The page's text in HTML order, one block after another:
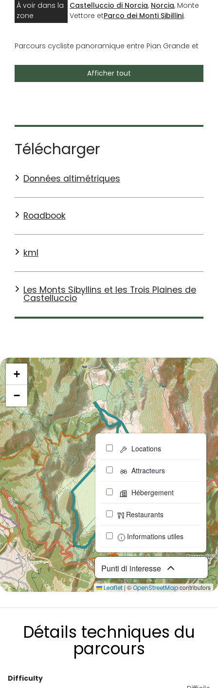
À voir dans la
zone
Castelluccio di Norcia, Norcia, Monte
Vettore etParco dei Monti Sibillini.
Parcours cycliste panoramique entre Pian Grande et
spectaculaires. Idéal pendant la floraison estivale.
VOIR LES DÉTAILS SURKOMOOT
Afficher tout
Télécharger
Données altimétriques
Roadbook
kml
Les Monts Sibyllins et les Trois Plaines de
Castelluccio
Détails techniques du
parcours
Difficulty
+
−
Punti di interesse
Locations
Attracteurs
Hébergement
Restaurants
Informations utiles
Leaflet | ©OpenStreetMapcontributors